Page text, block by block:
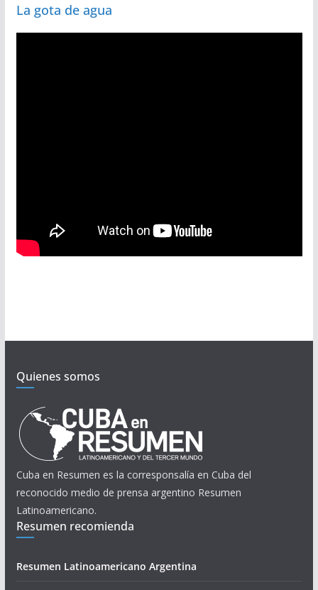
La gota de agua
Quienes somos
Cuba en Resumen es la corresponsalía en Cuba del
reconocido medio de prensa argentino Resumen
Latinoamericano.
Resumen recomienda
Resumen Latinoamericano Argentina